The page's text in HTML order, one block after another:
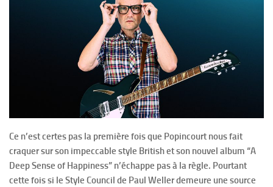
Ce n’est certes pas la première fois que Popincourt nous fait
craquer sur son impeccable style British et son nouvel album “A
Deep Sense of Happiness” n’échappe pas à la règle. Pourtant
cette fois si le Style Council de Paul Weller demeure une source